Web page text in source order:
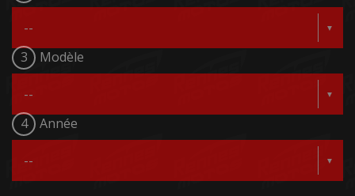
3 Modèle
4 Année